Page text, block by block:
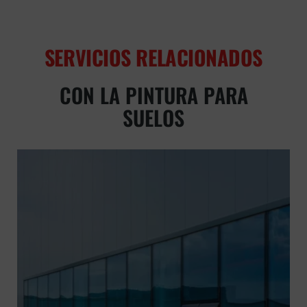
SERVICIOS RELACIONADOS
CON LA PINTURA PARA
SUELOS